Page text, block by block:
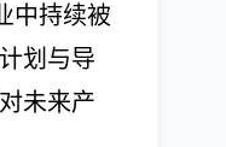
中持续被
划与导
未来产